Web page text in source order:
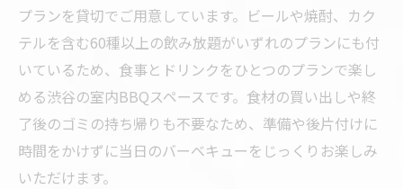
プランを貸切でご用意しています。ビールや焼酎、カク
テルを含む60種以上の飲み放題がいずれのプランにも付
いているため、食事とドリンクをひとつのプランで楽し
める渋谷の室内BBQスペースです。食材の買い出しや終
了後のゴミの持ち帰りも不要なため、準備や後片付けに
時間をかけずに当日のバーベキューをじっくりお楽しみ
いただけます。